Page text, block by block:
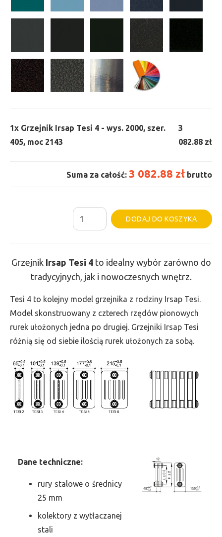
1x Grzejnik Irsap Tesi 4 - wys. 2000, szer.
405, moc 2143
3
082.88 zł
Suma za całość: 3 082.88 zł brutto
ilość
Grzejnik
wys.
2000,
szer.
405,
2143
DODAJ DO KOSZYKA
Grzejnik Irsap Tesi 4to idealny wybór zarówno do
tradycyjnych, jak i nowoczesnych wnętrz.
Tesi 4 to kolejny model grzejnika z rodziny Irsap Tesi.
Model skonstruowany z czterech rzędów pionowych
rurek ułożonych jedna po drugiej. Grzejniki Irsap Tesi
różnią się od siebie ilością rurek ułożonych za sobą.
Dane techniczne:
rury stalowe o średnicy
25 mm
kolektory z wytłaczanej
stali